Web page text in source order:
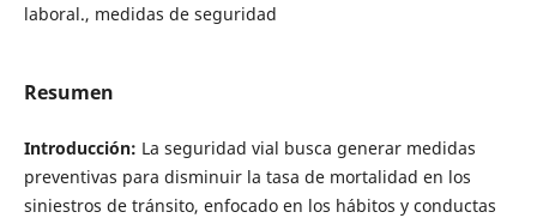
laboral., medidas de seguridad
Resumen
Introducción: La seguridad vial busca generar medidas
preventivas para disminuir la tasa de mortalidad en los
siniestros de tránsito, enfocado en los hábitos y conductas